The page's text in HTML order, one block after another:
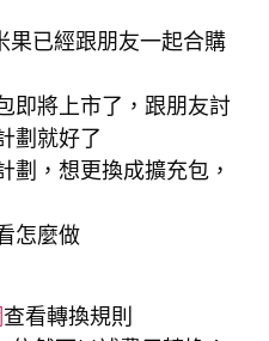
果已經跟朋友一起合購
即將上市了，跟朋友討
劃就好了
，想更換成擴充包，
怎麼做
查看轉換規則